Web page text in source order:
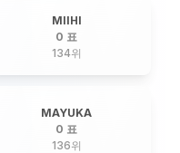
MIIHI
0 표
134위
MAYUKA
0 표
136위